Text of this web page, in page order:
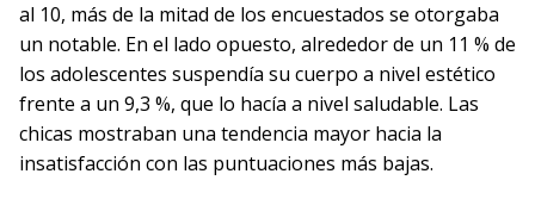
al 10, más de la mitad de los encuestados se otorgaba
un notable. En el lado opuesto, alrededor de un 11 % de
los adolescentes suspendía su cuerpo a nivel estético
frente a un 9,3 %, que lo hacía a nivel saludable. Las
chicas mostraban una tendencia mayor hacia la
insatisfacción con las puntuaciones más bajas.